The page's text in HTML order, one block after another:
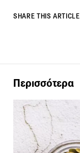
SHARE THIS ARTICLE
Περισσότερα